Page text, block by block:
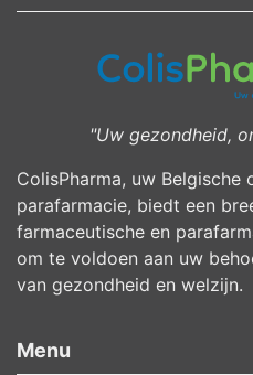
"Uw gezondheid,
ColisPharma, uw Belgische
parafarmacie, biedt een
farmaceutische en
om te voldoen aan uw
van gezondheid en welzijn.
Menu